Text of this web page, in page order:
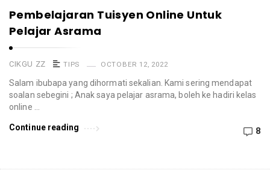
Pembelajaran Tuisyen Online Untuk
Pelajar Asrama
CIKGU ZZ TIPS OCTOBER 12, 2022
Salam ibubapa yang dihormati sekalian. Kami sering mendapat
soalan sebegini ; Anak saya pelajar asrama, boleh ke hadiri kelas
online …
Continue reading 8